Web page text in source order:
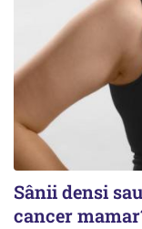
Sânii densi
cancer